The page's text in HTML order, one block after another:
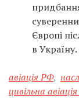
Європі
в Україну.
авіація РФ,
цивільна